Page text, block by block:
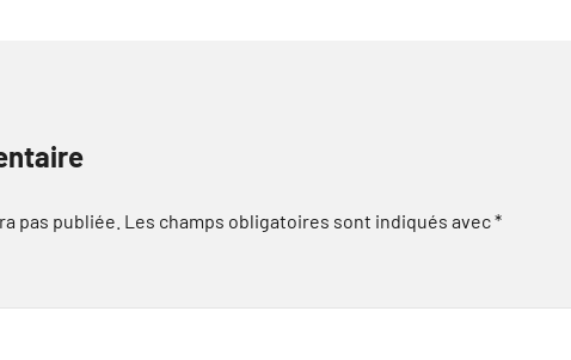
pas publiée. Les champs obligatoires sont indiqués avec*